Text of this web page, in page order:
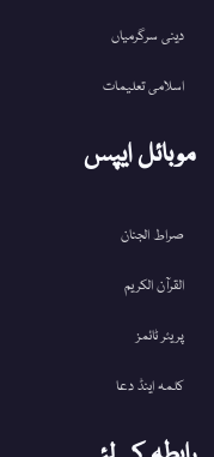
دینی سرگرمیاں
اسلامی تعلیمات
موبائل ایپس
صراط الجنان
القرآن الکریم
پریئر ٹائمز
کلمہ اینڈ دعا